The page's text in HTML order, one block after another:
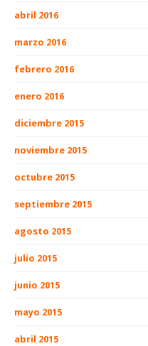
abril 2016
marzo 2016
febrero 2016
enero 2016
diciembre 2015
noviembre 2015
octubre 2015
septiembre 2015
agosto 2015
julio 2015
junio 2015
mayo 2015
abril 2015